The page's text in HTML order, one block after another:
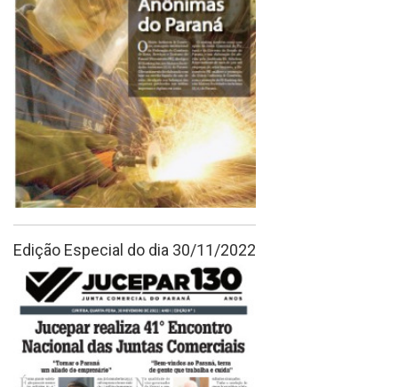
Edição Especial do dia 30/11/2022